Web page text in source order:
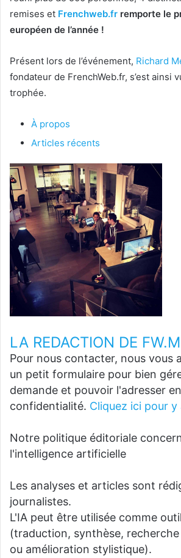
remises et Frenchweb.fr remporte le
européen de l’année !
Présent lors de l’événement, Richard
fondateur de FrenchWeb.fr, s’est ainsi
trophée.
À propos
Articles récents
LA REDACTION DE
Pour nous contacter, nous vous
un petit formulaire pour bien
demande et pouvoir l'adresser
confidentialité. Cliquez ici pour y
Notre politique éditoriale
l'intelligence artificielle
Les analyses et articles sont
journalistes.
L'IA peut être utilisée comme
(traduction, synthèse,
ou amélioration stylistique).